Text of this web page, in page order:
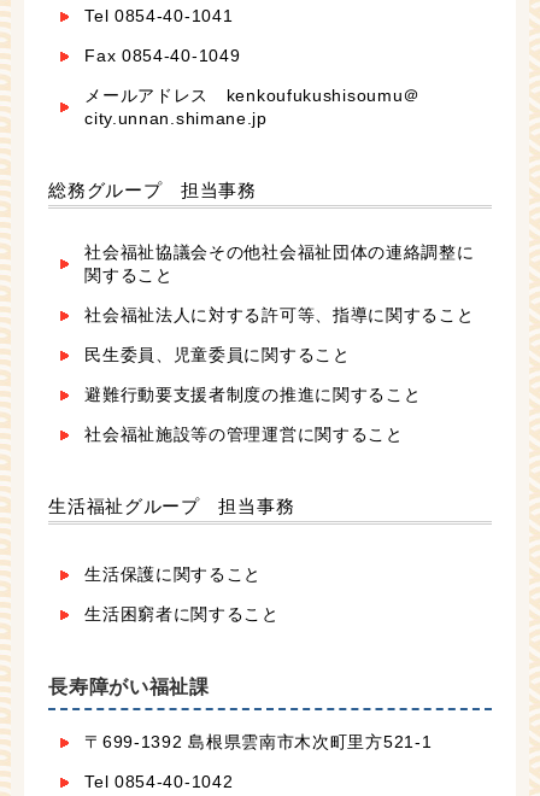
Tel 0854-40-1041
Fax 0854-40-1049
メールアドレス kenkoufukushisoumu＠
city.unnan.shimane.jp
総務グループ 担当事務
社会福祉協議会その他社会福祉団体の連絡調整に
関すること
社会福祉法人に対する許可等、指導に関すること
民生委員、児童委員に関すること
避難行動要支援者制度の推進に関すること
社会福祉施設等の管理運営に関すること
生活福祉グループ 担当事務
生活保護に関すること
生活困窮者に関すること
長寿障がい福祉課
〒699-1392 島根県雲南市木次町里方521-1
Tel 0854-40-1042